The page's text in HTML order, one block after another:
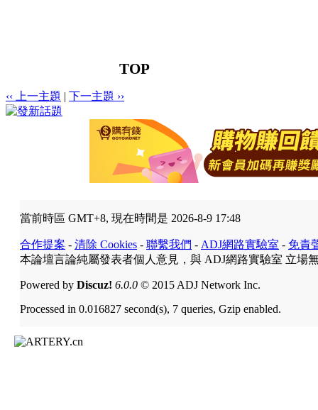
TOP
‹‹ 上一主題 | 下一主題 ››
當前時區 GMT+8, 現在時間是 2026-8-9 17:48
合作提案 - 清除 Cookies - 聯繫我們 - ADJ網路實驗室 - 免責
本論壇言論純屬發表者個人意見，與 ADJ網路實驗室 立場
Powered by Discuz! 6.0.0 © 2015 ADJ Network Inc.
Processed in 0.016827 second(s), 7 queries, Gzip enabled.